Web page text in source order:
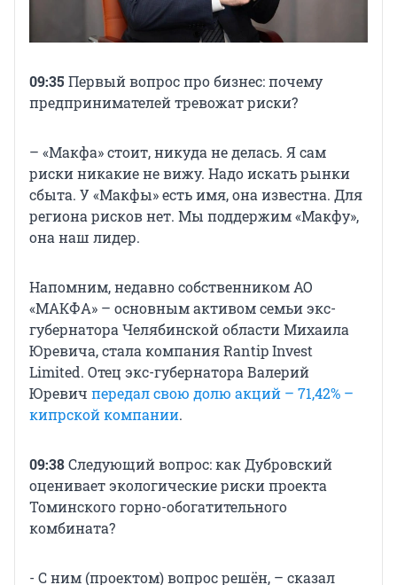
09:35 Первый вопрос про бизнес: почему
предпринимателей тревожат риски?
– «Макфа» стоит, никуда не делась. Я сам
риски никакие не вижу. Надо искать рынки
сбыта. У «Макфы» есть имя, она известна. Для
региона рисков нет. Мы поддержим «Макфу»,
она наш лидер.
Напомним, недавно собственником АО
«МАКФА» – основным активом семьи экс-
губернатора Челябинской области Михаила
Юревича, стала компания Rantip Invest
Limited. Отец экс-губернатора Валерий
Юревич передал свою долю акций – 71,42% –
кипрской компании.
09:38Следующий вопрос: как Дубровский
оценивает экологические риски проекта
Томинского горно-обогатительного
комбината?
- С ним (проектом) вопрос решён, – сказал